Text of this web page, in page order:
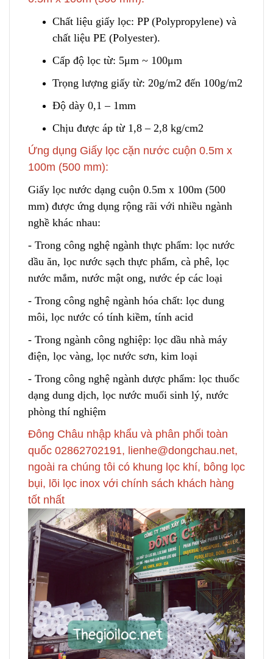
Chất liệu giấy lọc: PP (Polypropylene) và
chất liệu PE (Polyester).
Cấp độ lọc từ: 5μm ~ 100μm
Trọng lượng giấy từ: 20g/m2 đến 100g/m2
Độ dày 0,1 – 1mm
Chịu được áp từ 1,8 – 2,8 kg/cm2
Ứng dụng Giấy lọc cặn nước cuộn 0.5m x
100m (500 mm):
Giấy lọc nước dạng cuộn 0.5m x 100m (500
mm) được ứng dụng rộng rãi với nhiều ngành
nghề khác nhau:
- Trong công nghệ ngành thực phẩm: lọc nước
dầu ăn, lọc nước sạch thực phẩm, cà phê, lọc
nước mắm, nước mật ong, nước ép các loại
- Trong công nghệ ngành hóa chất: lọc dung
môi, lọc nước có tính kiềm, tính acid
- Trong ngành công nghiệp: lọc dầu nhà máy
điện, lọc vàng, lọc nước sơn, kim loại
- Trong công nghệ ngành dược phẩm: lọc thuốc
dạng dung dịch, lọc nước muối sinh lý, nước
phòng thí nghiệm
Đông Châu nhập khẩu và phân phối toàn
quốc 02862702191, lienhe@dongchau.net,
ngoài ra chúng tôi có khung lọc khí, bông lọc
bụi, lõi lọc inox với chính sách khách hàng
tốt nhất